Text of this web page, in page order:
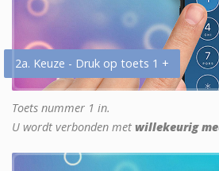
2a. Keuze - Druk op toets 1 +
Toets nummer 1 in.
U wordt verbonden met willekeurig